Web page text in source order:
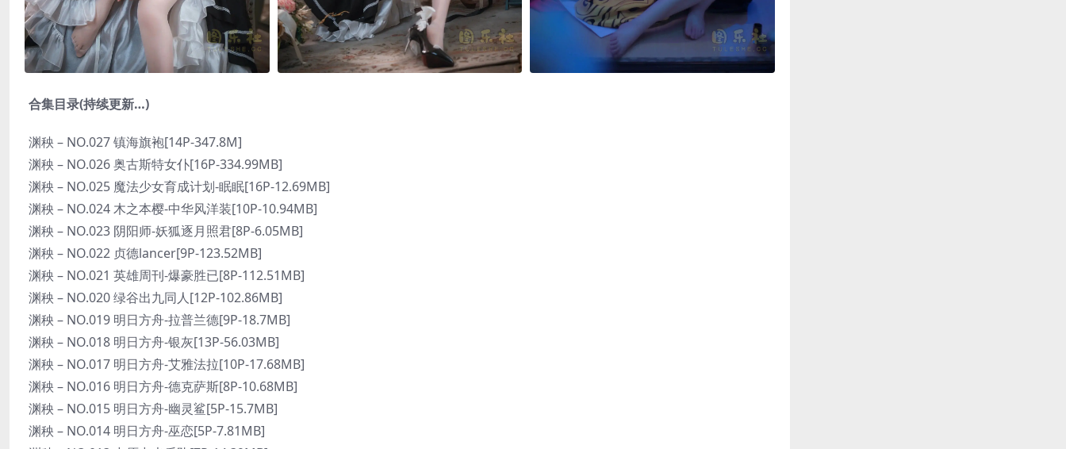
合集目录(持续更新…)
渊秧 – NO.027 镇海旗袍[14P-347.8M]
渊秧 – NO.026 奥古斯特女仆[16P-334.99MB]
渊秧 – NO.025 魔法少女育成计划-眠眠[16P-12.69MB]
渊秧 – NO.024 木之本樱-中华风洋装[10P-10.94MB]
渊秧 – NO.023 阴阳师-妖狐逐月照君[8P-6.05MB]
渊秧 – NO.022 贞德lancer[9P-123.52MB]
渊秧 – NO.021 英雄周刊-爆豪胜已[8P-112.51MB]
渊秧 – NO.020 绿谷出九同人[12P-102.86MB]
渊秧 – NO.019 明日方舟-拉普兰德[9P-18.7MB]
渊秧 – NO.018 明日方舟-银灰[13P-56.03MB]
渊秧 – NO.017 明日方舟-艾雅法拉[10P-17.68MB]
渊秧 – NO.016 明日方舟-德克萨斯[8P-10.68MB]
渊秧 – NO.015 明日方舟-幽灵鲨[5P-15.7MB]
渊秧 – NO.014 明日方舟-巫恋[5P-7.81MB]